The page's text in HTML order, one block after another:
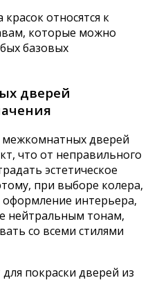
относятся к
которые можно
базовых
дверей
дверей
что от неправильного
эстетическое
при выборе колера,
интерьера,
нейтральным тонам,
со всеми стилями
покраски дверей из